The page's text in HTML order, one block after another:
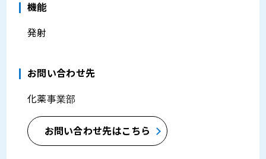
機能
発射
お問い合わせ先
化薬事業部
お問い合わせ先はこちら